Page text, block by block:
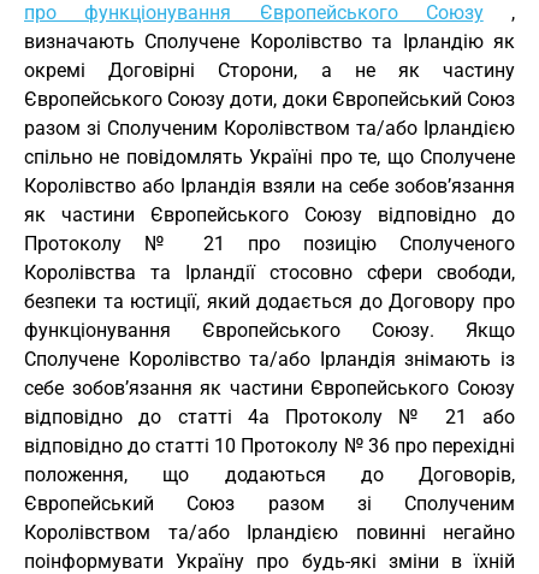
про функціонування Європейського Союзу,
визначають Сполучене Королівство та Ірландію як
окремі Договірні Сторони, а не як частину
Європейського Союзу доти, доки Європейський Союз
разом зі Сполученим Королівством та/або Ірландією
спільно не повідомлять Україні про те, що Сполучене
Королівство або Ірландія взяли на себе зобов’язання
як частини Європейського Союзу відповідно до
Протоколу № 21 про позицію Сполученого
Королівства та Ірландії стосовно сфери свободи,
безпеки та юстиції, який додається до Договору про
функціонування Європейського Союзу. Якщо
Сполучене Королівство та/або Ірландія знімають із
себе зобов’язання як частини Європейського Союзу
відповідно до статті 4а Протоколу № 21 або
відповідно до статті 10 Протоколу № 36 про перехідні
положення, що додаються до Договорів,
Європейський Союз разом зі Сполученим
Королівством та/або Ірландією повинні негайно
поінформувати Україну про будь-які зміни в їхній